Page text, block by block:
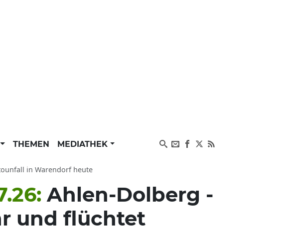
THEMEN MEDIATHEK
in Warendorf heute
Ahlen-Dolberg -
und flüchtet